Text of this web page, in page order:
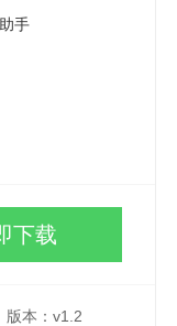
下载
版本：v1.2